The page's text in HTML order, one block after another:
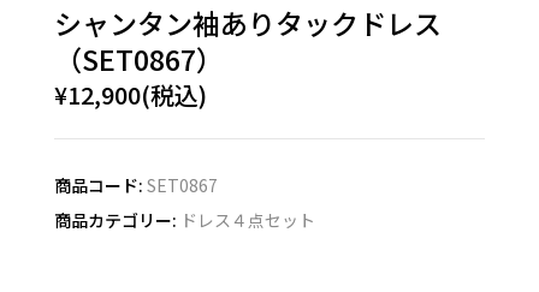
シャンタン袖ありタックドレス
（SET0867）
¥12,900(税込)
商品コード: SET0867
商品カテゴリー: ドレス４点セット